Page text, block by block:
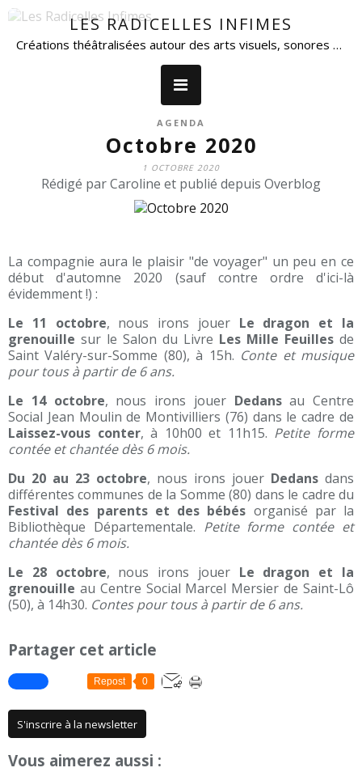
LES RADICELLES INFIMES
Créations théâtralisées autour des arts visuels, sonores et de la parole.
AGENDA
Octobre 2020
1 OCTOBRE 2020
Rédigé par Caroline et publié depuis Overblog
La compagnie aura le plaisir "de voyager" un peu en ce
début d'automne 2020 (sauf contre ordre d'ici-là
évidemment !) :
Le 11 octobre, nous irons jouer Le dragon et la
grenouille sur le Salon du Livre Les Mille Feuilles de
Saint Valéry-sur-Somme (80), à 15h. Conte et musique
pour tous à partir de 6 ans.
Le 14 octobre, nous irons jouer Dedansau Centre
Social Jean Moulin de Montivilliers (76) dans le cadre de
Laissez-vous conter, à 10h00 et 11h15. Petite forme
contée et chantée dès 6 mois.
Du 20 au 23 octobre, nous irons jouer Dedans dans
différentes communes de la Somme (80) dans le cadre du
Festival des parents et des bébés organisé par la
Bibliothèque Départementale. Petite forme contée et
chantée dès 6 mois.
Le 28 octobre, nous irons jouer Le dragon et la
grenouille au Centre Social Marcel Mersier de Saint-Lô
(50), à 14h30. Contes pour tous à partir de 6 ans.
Partager cet article
Repost 0
S'inscrire à la newsletter
Vous aimerez aussi :